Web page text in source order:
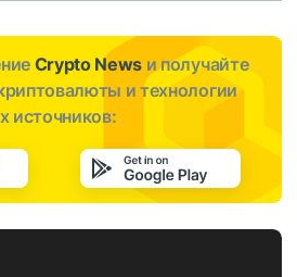
Crypto News и получайте
и технологии
источников: